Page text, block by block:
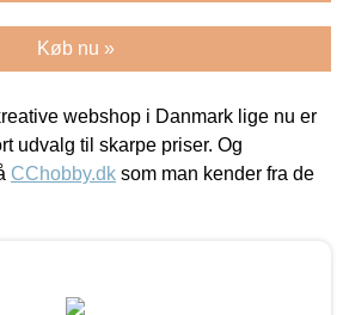
Køb nu »
webshop i Danmark lige nu er
udvalg til skarpe priser. Og
CChobby.dk som man kender fra de